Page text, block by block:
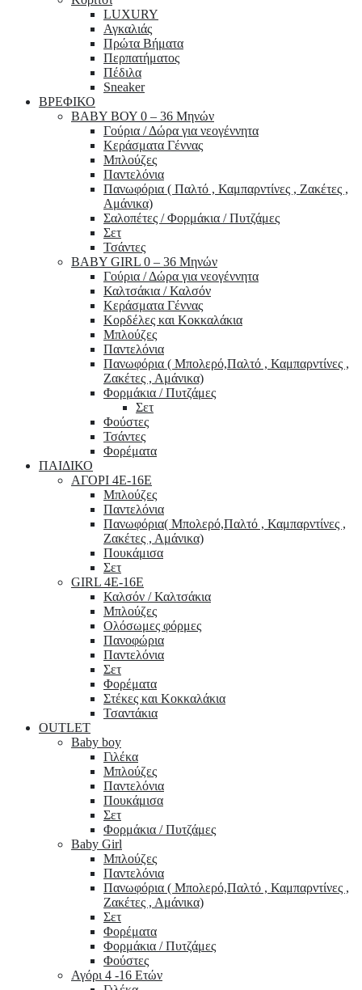
LUXURY
Αγκαλιάς
Πρώτα Βήματα
Περπατήματος
Πέδιλα
Sneaker
ΒΡΕΦΙΚΟ
ΒΑΒΥ ΒΟΥ 0 – 36 Μηνών
Γούρια / Δώρα για νεογέννητα
Κεράσματα Γέννας
Μπλούζες
Παντελόνια
Πανωφόρια ( Παλτό , Καμπαρντίνες , Ζακέτες ,
Αμάνικα)
Σαλοπέτες / Φορμάκια / Πυτζάμες
Σετ
Τσάντες
BABY GIRL 0 – 36 Μηνών
Γούρια / Δώρα για νεογέννητα
Καλτσάκια / Καλσόν
Κεράσματα Γέννας
Κορδέλες και Κοκκαλάκια
Μπλούζες
Παντελόνια
Πανωφόρια ( Μπολερό,Παλτό , Καμπαρντίνες ,
Ζακέτες , Αμάνικα)
Φορμάκια / Πυτζάμες
Σετ
Φούστες
Τσάντες
Φορέματα
ΠΑΙΔΙΚΟ
ΑΓΟΡΙ 4Ε-16Ε
Μπλούζες
Παντελόνια
Πανωφόρια( Μπολερό,Παλτό , Καμπαρντίνες ,
Ζακέτες , Αμάνικα)
Πουκάμισα
Σετ
GIRL 4Ε-16Ε
Καλσόν / Καλτσάκια
Μπλούζες
Ολόσωμες φόρμες
Πανοφώρια
Παντελόνια
Σετ
Φορέματα
Στέκες και Κοκκαλάκια
Τσαντάκια
OUTLET
Baby boy
Γιλέκα
Μπλούζες
Παντελόνια
Πουκάμισα
Σετ
Φορμάκια / Πυτζάμες
Baby Girl
Μπλούζες
Παντελόνια
Πανωφόρια ( Μπολερό,Παλτό , Καμπαρντίνες ,
Ζακέτες , Αμάνικα)
Σετ
Φορέματα
Φορμάκια / Πυτζάμες
Φούστες
Αγόρι 4 -16 Ετών